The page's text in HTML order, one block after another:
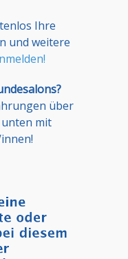
Ihre
und weitere
über
mit